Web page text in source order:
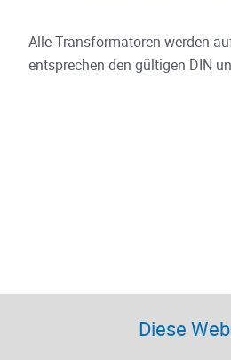
Alle Transformatoren werden
entsprechen den gültigen DIN
Diese